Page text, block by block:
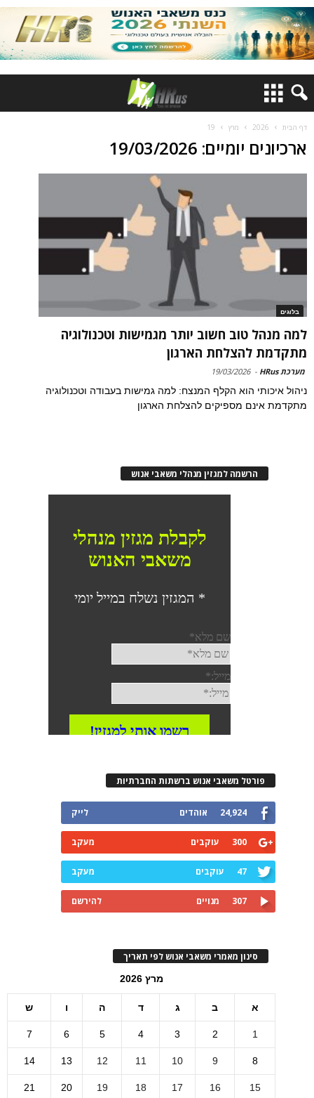
דף הבית 2026 מרץ 19
ארכיונים יומיים: 19/03/2026
בלוגים
למה מנהל טוב חשוב יותר מגמישות וטכנולוגיה
מתקדמת להצלחת הארגון
מערכת HRus -
19/03/2026
ניהול איכותי הוא הקלף המנצח: למה גמישות בעבודה וטכנולוגיה
מתקדמת אינם מספיקים להצלחת הארגון
הרשמה למגזין מנהלי משאבי אנוש
פורטל משאבי אנוש ברשתות החברתיות
24,924 אוהדים לייק
300 עוקבים מעקב
47 עוקבים מעקב
307 מנויים להירשם
סינון מאמרי משאבי אנוש לפי תאריך
מרץ 2026
א ב ג ד ה ו ש
1
2
3
4
5
6
7
8
9
10
11
12
13
14
15
16
17
18
19
20
21